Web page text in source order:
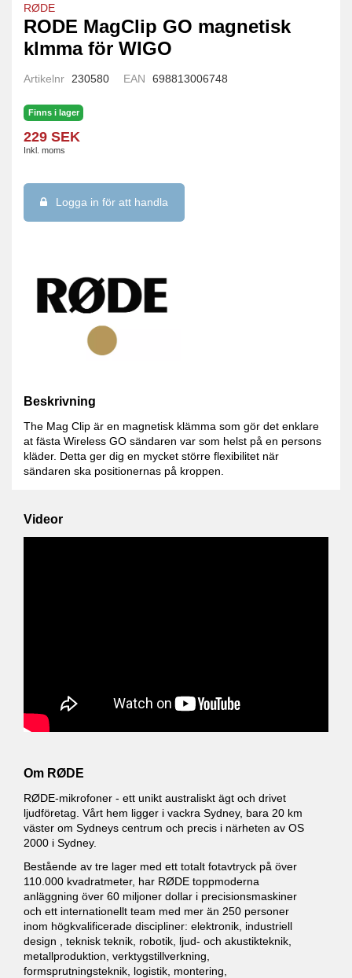
RØDE
RODE MagClip GO magnetisk
klmma för WIGO
Artikelnr 230580 EAN 698813006748
Finns i lager
229 SEK
Inkl. moms
Logga in för att handla
Beskrivning
The Mag Clip är en magnetisk klämma som gör det enklare
at fästa Wireless GO sändaren var som helst på en persons
kläder. Detta ger dig en mycket större flexibilitet när
sändaren ska positionernas på kroppen.
Videor
Om RØDE
RØDE-mikrofoner - ett unikt australiskt ägt och drivet
ljudföretag. Vårt hem ligger i vackra Sydney, bara 20 km
väster om Sydneys centrum och precis i närheten av OS
2000 i Sydney.
Bestående av tre lager med ett totalt fotavtryck på över
110.000 kvadratmeter, har RØDE toppmoderna
anläggning över 60 miljoner dollar i precisionsmaskiner
och ett internationellt team med mer än 250 personer
inom högkvalificerade discipliner: elektronik, industriell
design , teknisk teknik, robotik, ljud- och akustikteknik,
metallproduktion, verktygstillverkning,
formsprutningsteknik, logistik, montering,